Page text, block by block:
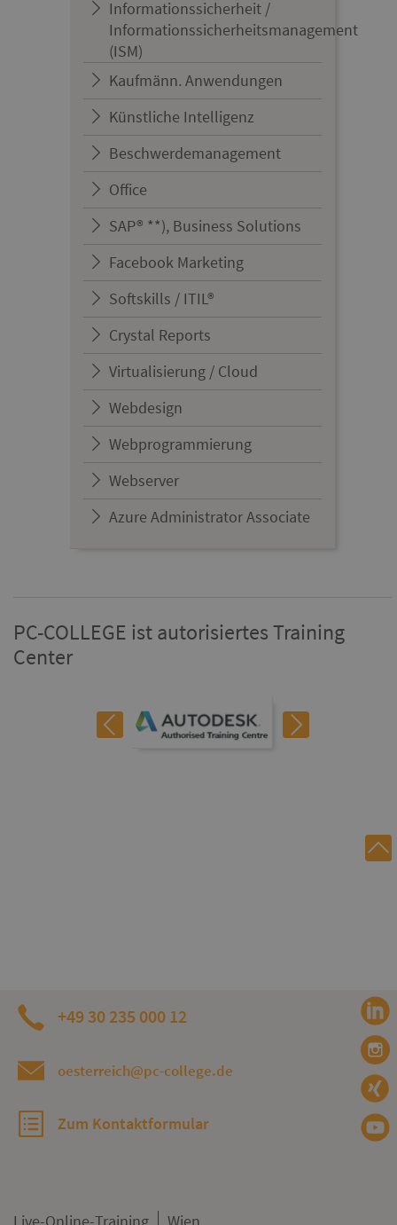
Informationssicherheit /
Informationssicherheitsmanagement
(ISM)
Kaufmänn. Anwendungen
Künstliche Intelligenz
Beschwerdemanagement
Office
SAP® **), Business Solutions
Facebook Marketing
Softskills / ITIL®
Crystal Reports
Virtualisierung / Cloud
Webdesign
Webprogrammierung
Webserver
Azure Administrator Associate
PC-COLLEGE ist autorisiertes Training
Center
+49 30 235 000 12
oesterreich@pc-college.de
Zum Kontaktformular